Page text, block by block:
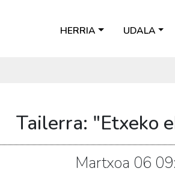
HERRIA UDALA
Tailerra: "Etxeko
Martxoa 06